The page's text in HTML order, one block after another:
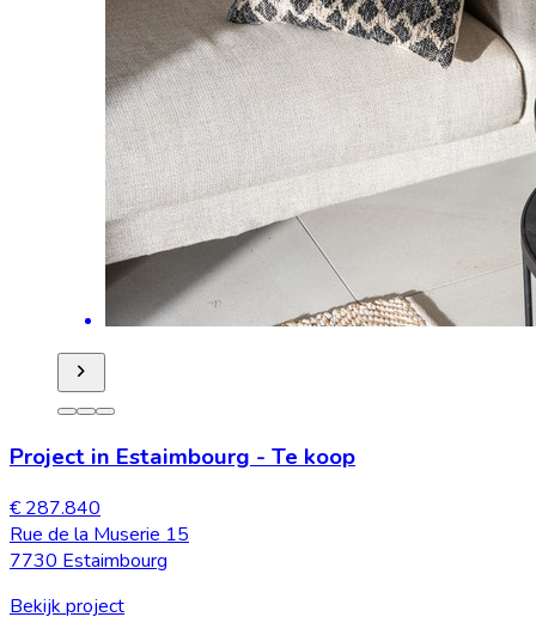
Project in Estaimbourg - Te koop
€ 287.840
Rue de la Muserie 15
7730 Estaimbourg
Bekijk project